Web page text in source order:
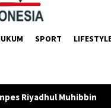
SPORT
Firman Yusi Minta OPD